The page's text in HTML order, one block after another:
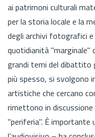
ai patrimoni culturali
per la storia locale e la
degli archivi fotografici
quotidianità "marginale"
grandi temi del dibattito
più spesso, si svolgono
artistiche che cercano
rimettono in
"periferia". È importante